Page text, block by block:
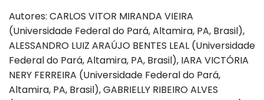
Autores: CARLOS VITOR MIRANDA VIEIRA
(Universidade Federal do Pará, Altamira, PA, Brasil),
ALESSANDRO LUIZ ARAÚJO BENTES LEAL (Universidade
Federal do Pará, Altamira, PA, Brasil), IARA VICTÓRIA
NERY FERREIRA (Universidade Federal do Pará,
Altamira, PA, Brasil), GABRIELLY RIBEIRO ALVES